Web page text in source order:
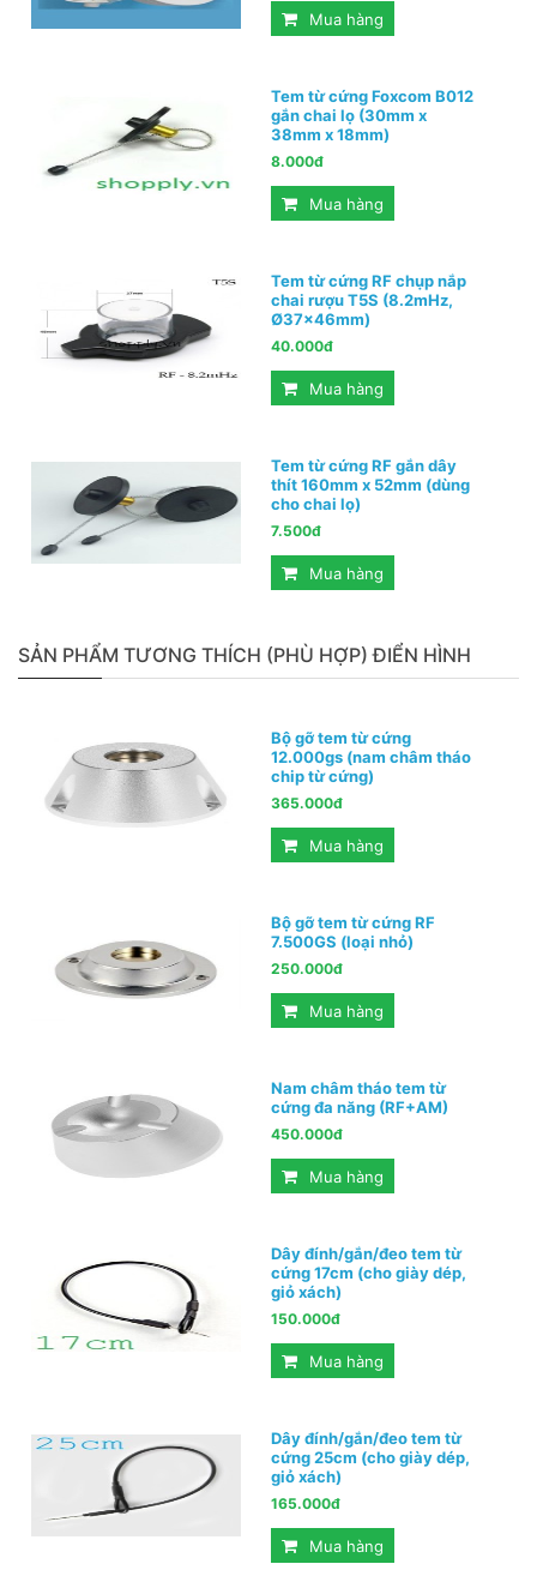
Mua hàng
Tem từ cứng Foxcom B012
gắn chai lọ (30mm x
38mm x 18mm)
8.000đ
Mua hàng
Tem từ cứng RF chụp nắp
chai rượu T5S (8.2mHz,
Ø37x46mm)
40.000đ
Mua hàng
Tem từ cứng RF gắn dây
thít 160mm x 52mm (dùng
cho chai lọ)
7.500đ
Mua hàng
SẢN PHẨM TƯƠNG THÍCH (PHÙ HỢP) ĐIỂN HÌNH
Bộ gỡ tem từ cứng
12.000gs (nam châm tháo
chip từ cứng)
365.000đ
Mua hàng
Bộ gỡ tem từ cứng RF
7.500GS (loại nhỏ)
250.000đ
Mua hàng
Nam châm tháo tem từ
cứng đa năng (RF+AM)
450.000đ
Mua hàng
Dây đính/gắn/đeo tem từ
cứng 17cm (cho giày dép,
giỏ xách)
150.000đ
Mua hàng
Dây đính/gắn/đeo tem từ
cứng 25cm (cho giày dép,
giỏ xách)
165.000đ
Mua hàng